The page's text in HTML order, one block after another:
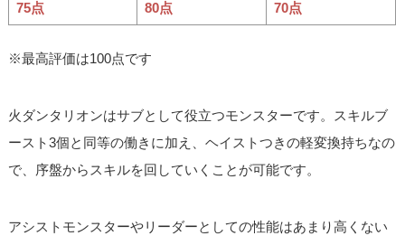
75点 80点 70点
※最高評価は100点です
火ダンタリオンはサブとして役立つモンスターです。スキルブ
ースト3個と同等の働きに加え、ヘイストつきの軽変換持ちなの
で、序盤からスキルを回していくことが可能です。
アシストモンスターやリーダーとしての性能はあまり高くない